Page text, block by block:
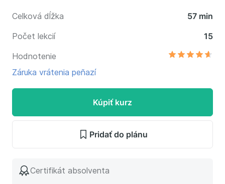
Celková dĺžka
57 min
Počet lekcií
15
Hodnotenie
Záruka vrátenia peňazí
Kúpiť kurz
Pridať do plánu
Certifikát absolventa